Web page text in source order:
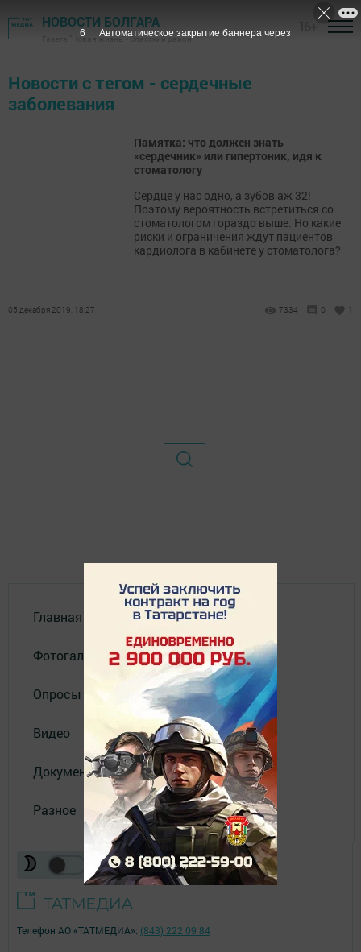
НОВОСТИ БОЛГАРА
Газета "Новая жизнь" - Спасский район
Новости с тегом - сердечные
заболевания
Памятка: что должен знать
«сердечник» или гипертоник, идя к
стоматологу
Сердце у нас одно, а зубов аж 32!
Поэтому вероятность встретиться со
стоматологом гораздо выше. Но какие
риски и ограничения ждут пациентов
кардиолога в кабинете у стоматолога?
05 декабря 2019, 18:27 7334 0 1
Главная
Фотогалереи
Опросы
Видео
Документы
Разное
Телефон АО «ТАТМЕДИА»: (843) 222 09 84
6 Автоматическое закрытие баннера через